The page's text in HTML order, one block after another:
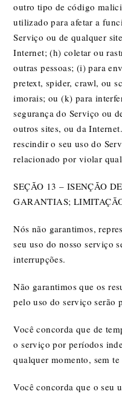
outro tipo de código
utilizado para afetar a
Serviço ou de qualquer
Internet; (h) coletar ou
outras pessoas; (i) para
pretext, spider, crawl, ou
imorais; ou (k) para
segurança do Serviço ou
outros sites, ou da
rescindir o seu uso do
relacionado por violar
SEÇÃO 13 – ISENÇÃO
GARANTIAS;
Nós não garantimos,
seu uso do nosso serviço
interrupções.
Não garantimos que os
pelo uso do serviço serão
Você concorda que de
o serviço por períodos
qualquer momento, sem
Você concorda que o seu